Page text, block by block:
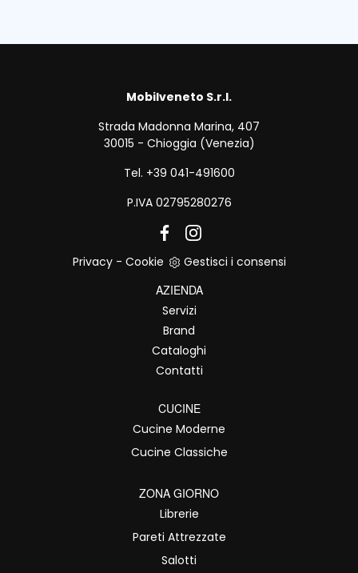
Mobilveneto S.r.l.
Strada Madonna Marina, 407
30015 - Chioggia (Venezia)
Tel. +39 041-491600
P.IVA 02795280276
Privacy- Cookie
Gestisci i consensi
AZIENDA
Servizi
Brand
Cataloghi
Contatti
CUCINE
Cucine Moderne
Cucine Classiche
ZONA GIORNO
Librerie
Pareti Attrezzate
Salotti